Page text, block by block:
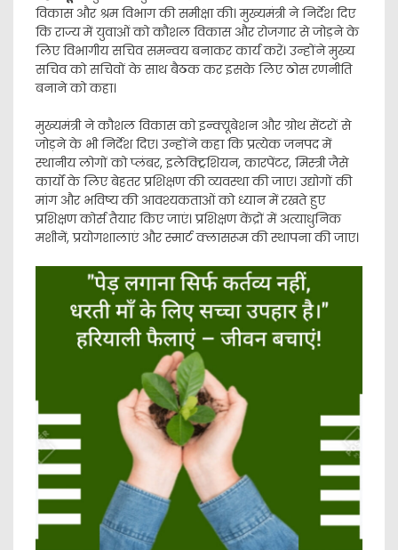
विकास और श्रम विभाग की समीक्षा की। मुख्यमंत्री ने निर्देश दिए
कि राज्य में युवाओं को कौशल विकास और रोजगार से जोड़ने के
लिए विभागीय सचिव समन्वय बनाकर कार्य करें। उन्होंने मुख्य
सचिव को सचिवों के साथ बैठक कर इसके लिए ठोस रणनीति
बनाने को कहा।
मुख्यमंत्री ने कौशल विकास को इन्क्यूबेशन और ग्रोथ सेंटरों से
जोड़ने के भी निर्देश दिए। उन्होंने कहा कि प्रत्येक जनपद में
स्थानीय लोगों को प्लंबर, इलेक्ट्रिशियन, कारपेंटर, मिस्त्री जैसे
कार्यों के लिए बेहतर प्रशिक्षण की व्यवस्था की जाए। उद्योगों की
मांग और भविष्य की आवश्यकताओं को ध्यान में रखते हुए
प्रशिक्षण कोर्स तैयार किए जाएं। प्रशिक्षण केंद्रों में अत्याधुनिक
मशीनें, प्रयोगशालाएं और स्मार्ट क्लासरूम की स्थापना की जाए।